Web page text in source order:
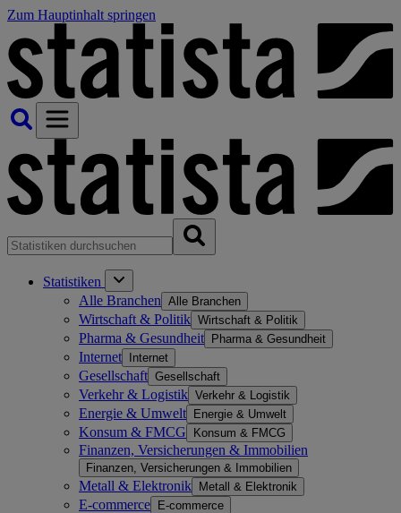
Zum Hauptinhalt springen
Statistiken
Alle Branchen Alle Branchen
Wirtschaft & Politik Wirtschaft & Politik
Pharma & Gesundheit Pharma & Gesundheit
Internet Internet
Gesellschaft Gesellschaft
Verkehr & Logistik Verkehr & Logistik
Energie & Umwelt Energie & Umwelt
Konsum & FMCG Konsum & FMCG
Finanzen, Versicherungen & Immobilien
Finanzen, Versicherungen & Immobilien
Metall & Elektronik Metall & Elektronik
E-commerce E-commerce